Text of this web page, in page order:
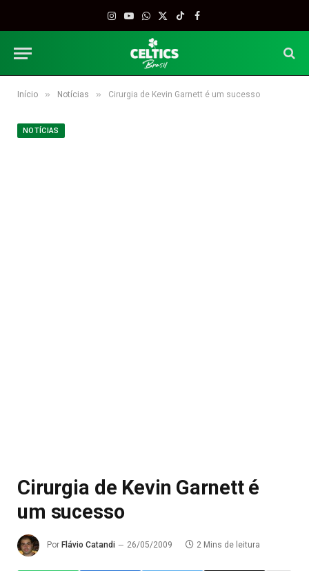
Instagram
YouTube
WhatsApp
X
TikTokFacebook
Início » Notícias » Cirurgia de Kevin Garnett é um sucesso
NOTÍCIAS
Cirurgia de Kevin Garnett é
um sucesso
Por Flávio Catandi 26/05/2009 2 Mins de leitura